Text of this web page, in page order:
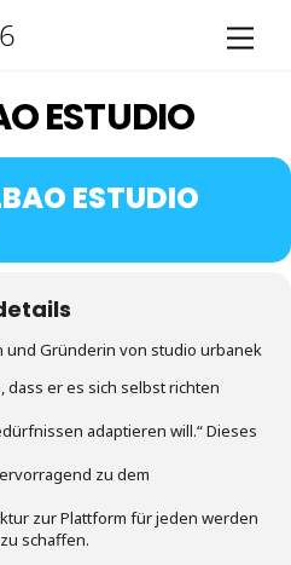
ESTUDIO
ESTUDIO
und Gründerin von studio urbanek
dass er es sich selbst richten
adaptieren will.“ Dieses
zu dem
zur Plattform für jeden werden
schaffen.